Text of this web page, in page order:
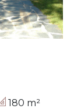
180 m²